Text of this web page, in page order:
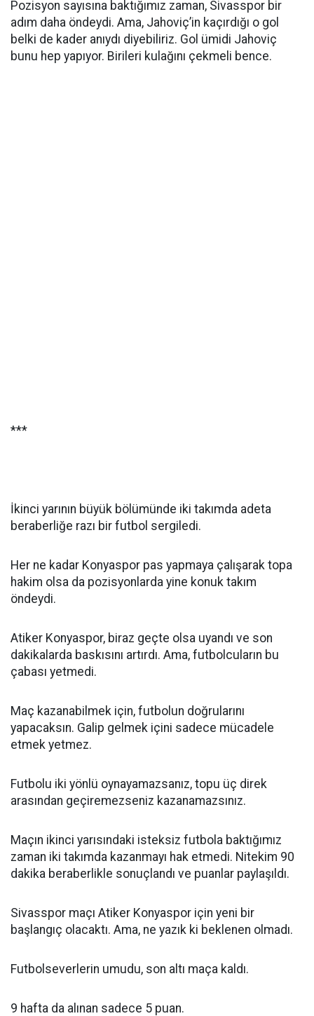
Pozisyon sayısına baktığımız zaman, Sivasspor bir
adım daha öndeydi. Ama, Jahoviç’in kaçırdığı o gol
belki de kader anıydı diyebiliriz. Gol ümidi Jahoviç
bunu hep yapıyor. Birileri kulağını çekmeli bence.
***
İkinci yarının büyük bölümünde iki takımda adeta
beraberliğe razı bir futbol sergiledi.
Her ne kadar Konyaspor pas yapmaya çalışarak topa
hakim olsa da pozisyonlarda yine konuk takım
öndeydi.
Atiker Konyaspor, biraz geçte olsa uyandı ve son
dakikalarda baskısını artırdı. Ama, futbolcuların bu
çabası yetmedi.
Maç kazanabilmek için, futbolun doğrularını
yapacaksın. Galip gelmek içini sadece mücadele
etmek yetmez.
Futbolu iki yönlü oynayamazsanız, topu üç direk
arasından geçiremezseniz kazanamazsınız.
Maçın ikinci yarısındaki isteksiz futbola baktığımız
zaman iki takımda kazanmayı hak etmedi. Nitekim 90
dakika beraberlikle sonuçlandı ve puanlar paylaşıldı.
Sivasspor maçı Atiker Konyaspor için yeni bir
başlangıç olacaktı. Ama, ne yazık ki beklenen olmadı.
Futbolseverlerin umudu, son altı maça kaldı.
9 hafta da alınan sadece 5 puan.